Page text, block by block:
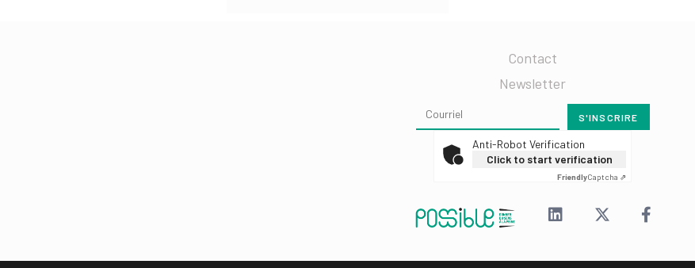
Contact
Newsletter
Anti-Robot Verification
Click to start verification
FriendlyCaptcha ⇗